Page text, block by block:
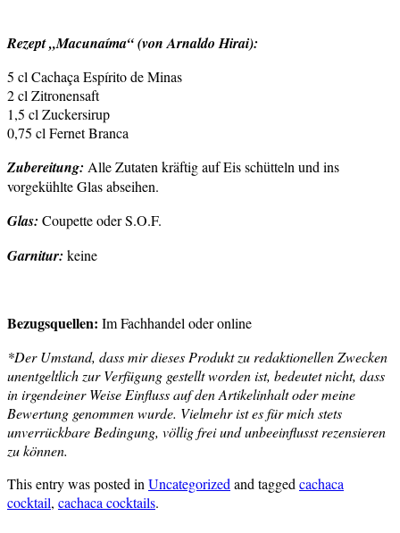
Rezept „Macunaíma“ (von Arnaldo Hirai):
5 cl Cachaça Espírito de Minas
2 cl Zitronensaft
1,5 cl Zuckersirup
0,75 cl Fernet Branca
Zubereitung: Alle Zutaten kräftig auf Eis schütteln und ins
vorgekühlte Glas abseihen.
Glas: Coupette oder S.O.F.
Garnitur: keine
Bezugsquellen: Im Fachhandel oder online
*Der Umstand, dass mir dieses Produkt zu redaktionellen Zwecken
unentgeltlich zur Verfügung gestellt worden ist, bedeutet nicht, dass
in irgendeiner Weise Einfluss auf den Artikelinhalt oder meine
Bewertung genommen wurde. Vielmehr ist es für mich stets
unverrückbare Bedingung, völlig frei und unbeeinflusst rezensieren
zu können.
This entry was posted inUncategorizedand taggedcachaca
cocktail, cachaca cocktails.